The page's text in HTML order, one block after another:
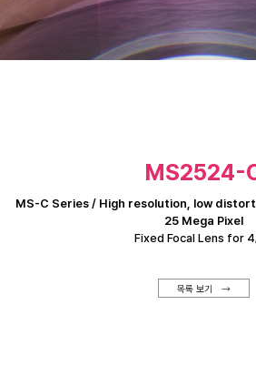
MS2524-
MS-C Series / High resolution, low
25 Mega Pixel
Fixed Focal Lens for
목록 보기